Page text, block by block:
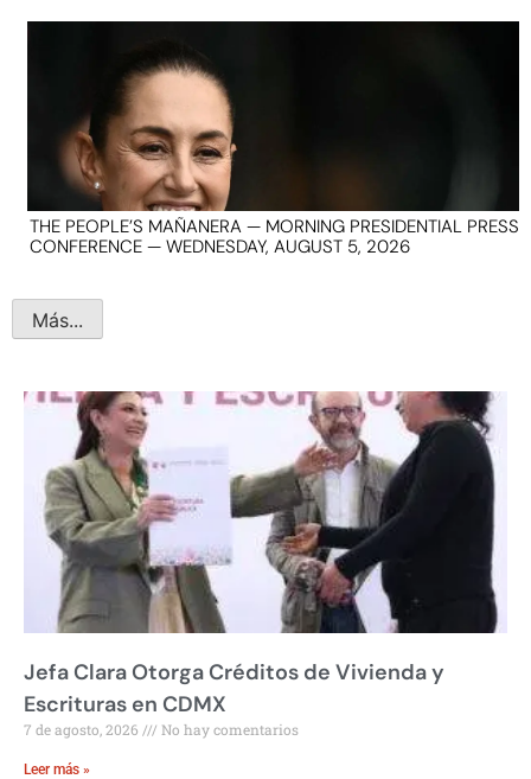
THE PEOPLE’S MAÑANERA — MORNING PRESIDENTIAL PRESS
CONFERENCE — WEDNESDAY, AUGUST 5, 2026
Más...
Jefa Clara Otorga Créditos de Vivienda y
Escrituras en CDMX
7 de agosto, 2026 No hay comentarios
Leer más »